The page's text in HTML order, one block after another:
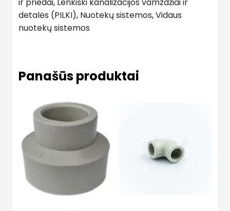
detalės (PILKI), Nuotekų sistemos,Vidaus
nuotekų sistemos
Panašūs produktai